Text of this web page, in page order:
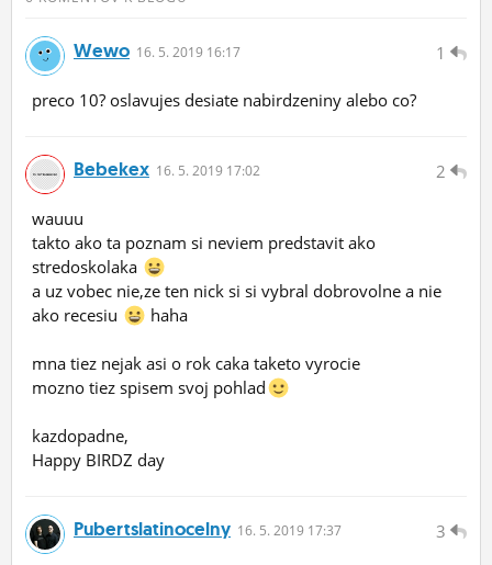
1
Wewo 16. 5. 2019 16:17
preco 10? oslavujes desiate nabirdzeniny alebo co?
2
Bebekex 16. 5. 2019 17:02
wauuu
takto ako ta poznam si neviem predstavit ako
stredoskolaka
a uz vobec nie,ze ten nick si si vybral dobrovolne a nie
ako recesiu
haha
mna tiez nejak asi o rok caka taketo vyrocie
mozno tiez spisem svoj pohlad
kazdopadne,
Happy BIRDZ day
3
Pubertslatinocelny 16. 5. 2019 17:37